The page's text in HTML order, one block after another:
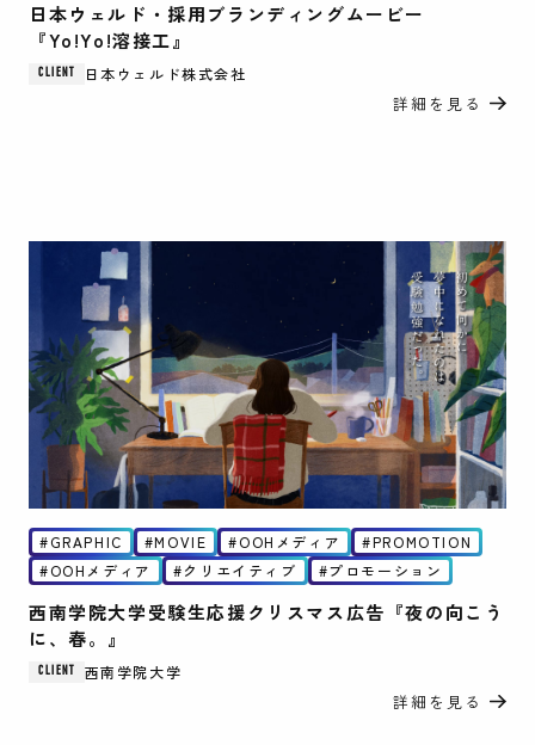
日本ウェルド・採用ブランディングムービー
『Yo!Yo!溶接工』
CLIENT 日本ウェルド株式会社
詳細を見る
GRAPHIC MOVIE OOHメディア
PROMOTION
OOHメディア
クリエイティブ プロモーション
西南学院大学受験生応援クリスマス広告『夜の向こう
に、春。』
CLIENT 西南学院大学
詳細を見る